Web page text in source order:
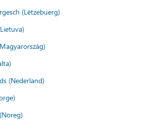
(Lëtzebuerg)
(Nederland)